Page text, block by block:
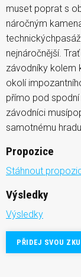
muset poprat s
náročným
nejnáročnější.
závodníky kolem
okolí
přímo pod
závodníci
samotnému hradu.
Propozice
Stáhnout
Výsledky
Výsledky
PŘIDEJ SVOU